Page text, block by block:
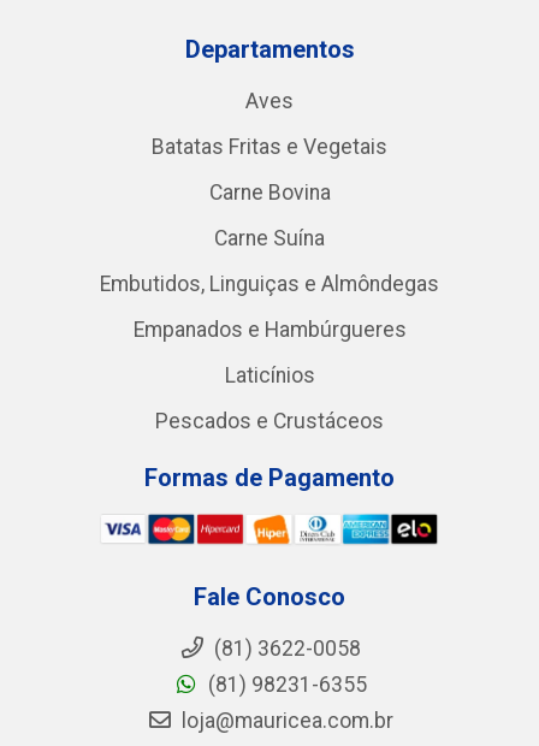
Departamentos
Aves
Batatas Fritas e Vegetais
Carne Bovina
Carne Suína
Embutidos, Linguiças e Almôndegas
Empanados e Hambúrgueres
Laticínios
Pescados e Crustáceos
Formas de Pagamento
Fale Conosco
(81) 3622-0058
(81) 98231-6355
loja@mauricea.com.br